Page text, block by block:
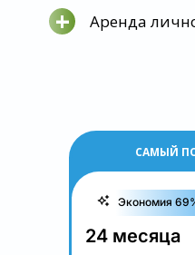
+ Аренда
САМЫЙ
Экономия
24 месяца